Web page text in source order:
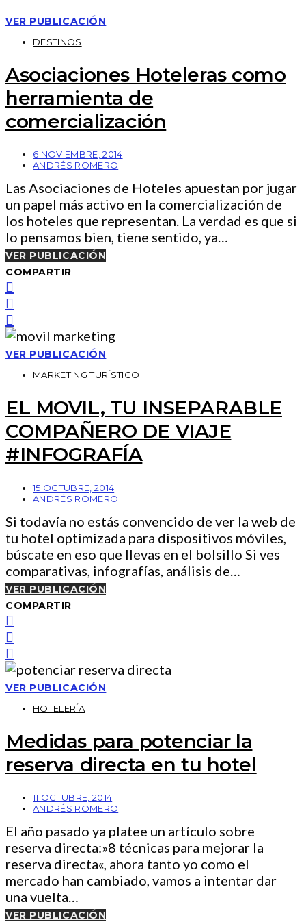
VER PUBLICACIÓN
DESTINOS
Asociaciones Hoteleras como
herramienta de
comercialización
6 NOVIEMBRE, 2014
ANDRÉS ROMERO
Las Asociaciones de Hoteles apuestan por jugar
un papel más activo en la comercialización de
los hoteles que representan. La verdad es que si
lo pensamos bien, tiene sentido, ya…
VER PUBLICACIÓN
COMPARTIR
VER PUBLICACIÓN
MARKETING TURÍSTICO
EL MOVIL, TU INSEPARABLE
COMPAÑERO DE VIAJE
#INFOGRAFÍA
15 OCTUBRE, 2014
ANDRÉS ROMERO
Si todavía no estás convencido de ver la web de
tu hotel optimizada para dispositivos móviles,
búscate en eso que llevas en el bolsillo Si ves
comparativas, infografías, análisis de…
VER PUBLICACIÓN
COMPARTIR
VER PUBLICACIÓN
HOTELERÍA
Medidas para potenciar la
reserva directa en tu hotel
11 OCTUBRE, 2014
ANDRÉS ROMERO
El año pasado ya platee un artículo sobre
reserva directa:»8 técnicas para mejorar la
reserva directa«, ahora tanto yo como el
mercado han cambiado, vamos a intentar dar
una vuelta…
VER PUBLICACIÓN